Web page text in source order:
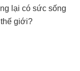
lại có sức sống
giới?